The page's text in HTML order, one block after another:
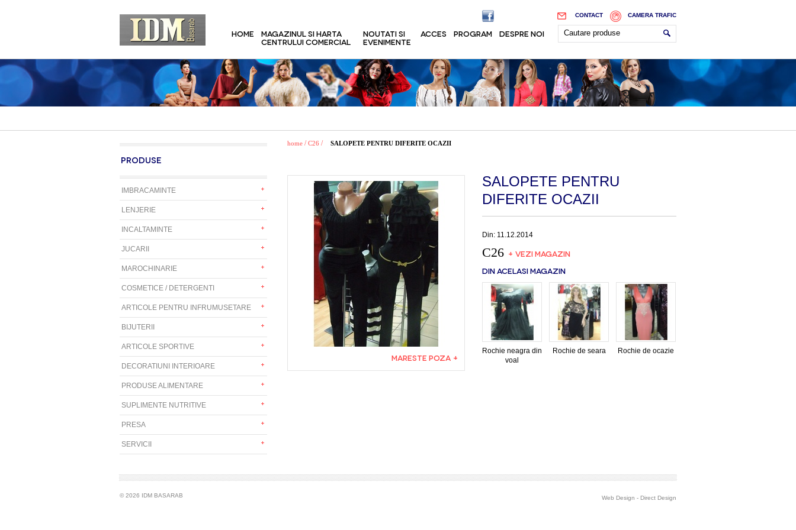
CAMERA TRAFIC
CONTACT
HOME
MAGAZINUL SI HARTA
CENTRULUI COMERCIAL
NOUTATI SI
EVENIMENTE
ACCES PROGRAM DESPRE NOI
PRODUSE
IMBRACAMINTE
LENJERIE
INCALTAMINTE
JUCARII
MAROCHINARIE
COSMETICE / DETERGENTI
ARTICOLE PENTRU INFRUMUSETARE
BIJUTERII
ARTICOLE SPORTIVE
DECORATIUNI INTERIOARE
PRODUSE ALIMENTARE
SUPLIMENTE NUTRITIVE
PRESA
SERVICII
home / C26 / SALOPETE PENTRU DIFERITE OCAZII
MARESTE POZA +
SALOPETE PENTRU
DIFERITE OCAZII
Din: 11.12.2014
C26 + VEZI MAGAZIN
DIN ACELASI MAGAZIN
Rochie neagra din
voal
Rochie de seara Rochie de ocazie
© 2026 IDM BASARAB Web Design - Direct Design